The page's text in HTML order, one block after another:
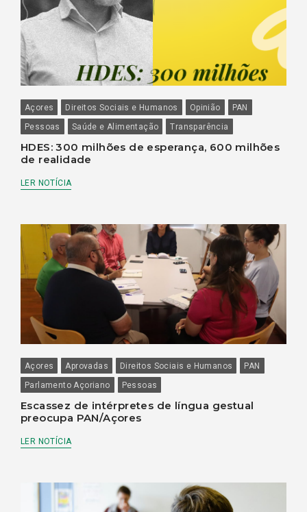
Açores Direitos Sociais e Humanos Opinião
PAN
Pessoas
Saúde e Alimentação Transparência
HDES: 300 milhões de esperança, 600 milhões
de realidade
LER NOTÍCIA
Açores Aprovadas Direitos Sociais e Humanos
PAN
Parlamento Açoriano
Pessoas
Escassez de intérpretes de língua gestual
preocupa PAN/Açores
LER NOTÍCIA